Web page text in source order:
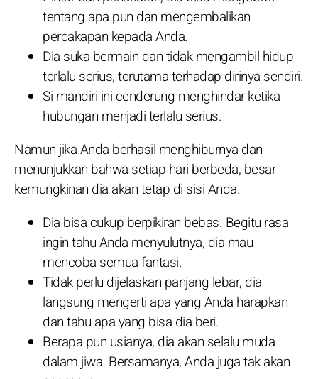
tentang apa pun dan mengembalikan
percakapan kepada Anda.
Dia suka bermain dan tidak mengambil hidup
terlalu serius, terutama terhadap dirinya sendiri.
Si mandiri ini cenderung menghindar ketika
hubungan menjadi terlalu serius.
Namun jika Anda berhasil menghiburnya dan
menunjukkan bahwa setiap hari berbeda, besar
kemungkinan dia akan tetap di sisi Anda.
Dia bisa cukup berpikiran bebas. Begitu rasa
ingin tahu Anda menyulutnya, dia mau
mencoba semua fantasi.
Tidak perlu dijelaskan panjang lebar, dia
langsung mengerti apa yang Anda harapkan
dan tahu apa yang bisa dia beri.
Berapa pun usianya, dia akan selalu muda
dalam jiwa. Bersamanya, Anda juga tak akan